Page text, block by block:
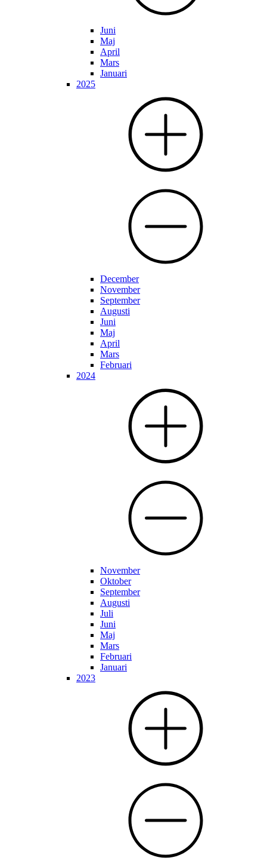
Juni
Maj
April
Mars
Januari
2025
December
November
September
Augusti
Juni
Maj
April
Mars
Februari
2024
November
Oktober
September
Augusti
Juli
Juni
Maj
Mars
Februari
Januari
2023